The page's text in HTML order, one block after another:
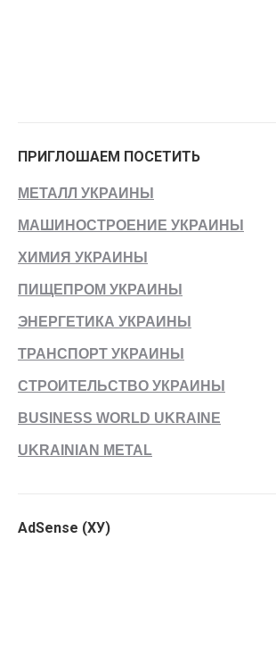
ПРИГЛОШАЕМ ПОСЕТИТЬ
МЕТАЛЛ УКРАИНЫ
МАШИНОСТРОЕНИЕ УКРАИНЫ
ХИМИЯ УКРАИНЫ
ПИЩЕПРОМ УКРАИНЫ
ЭНЕРГЕТИКА УКРАИНЫ
ТРАНСПОРТ УКРАИНЫ
СТРОИТЕЛЬСТВО УКРАИНЫ
BUSINESS WORLD UKRAINE
UKRAINIAN METAL
AdSense (ХУ)